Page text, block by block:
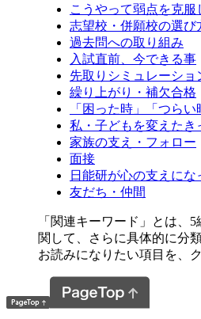
こうやって弱点を克服
志望校・併願校の選び
過去問への取り組み
入試直前、今できる事
先取りシミュレーショ
繰り上がり・補欠合格
「困った時」「つら
私・子どもを変えたき
家族の支え・フォロー
面接
日能研が心の支えにな
友だち・仲間
「関連キーワード」とは、
関して、さらに具体的に分
お読みになりたい項目を、